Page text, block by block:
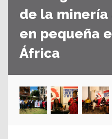
de la minería
en pequeña
África